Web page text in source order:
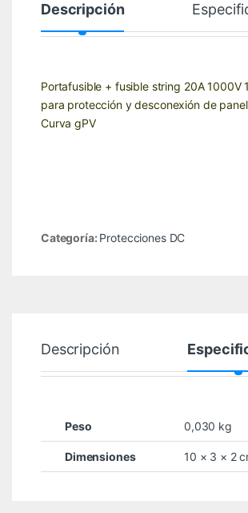
Descripción
Portafusible + fusible string 20A 1000V
para protección y desconexión de
Curva gPV
Categoría: Protecciones DC
Descripción
Peso 0,030 kg
Dimensiones 10 × 3 × 2